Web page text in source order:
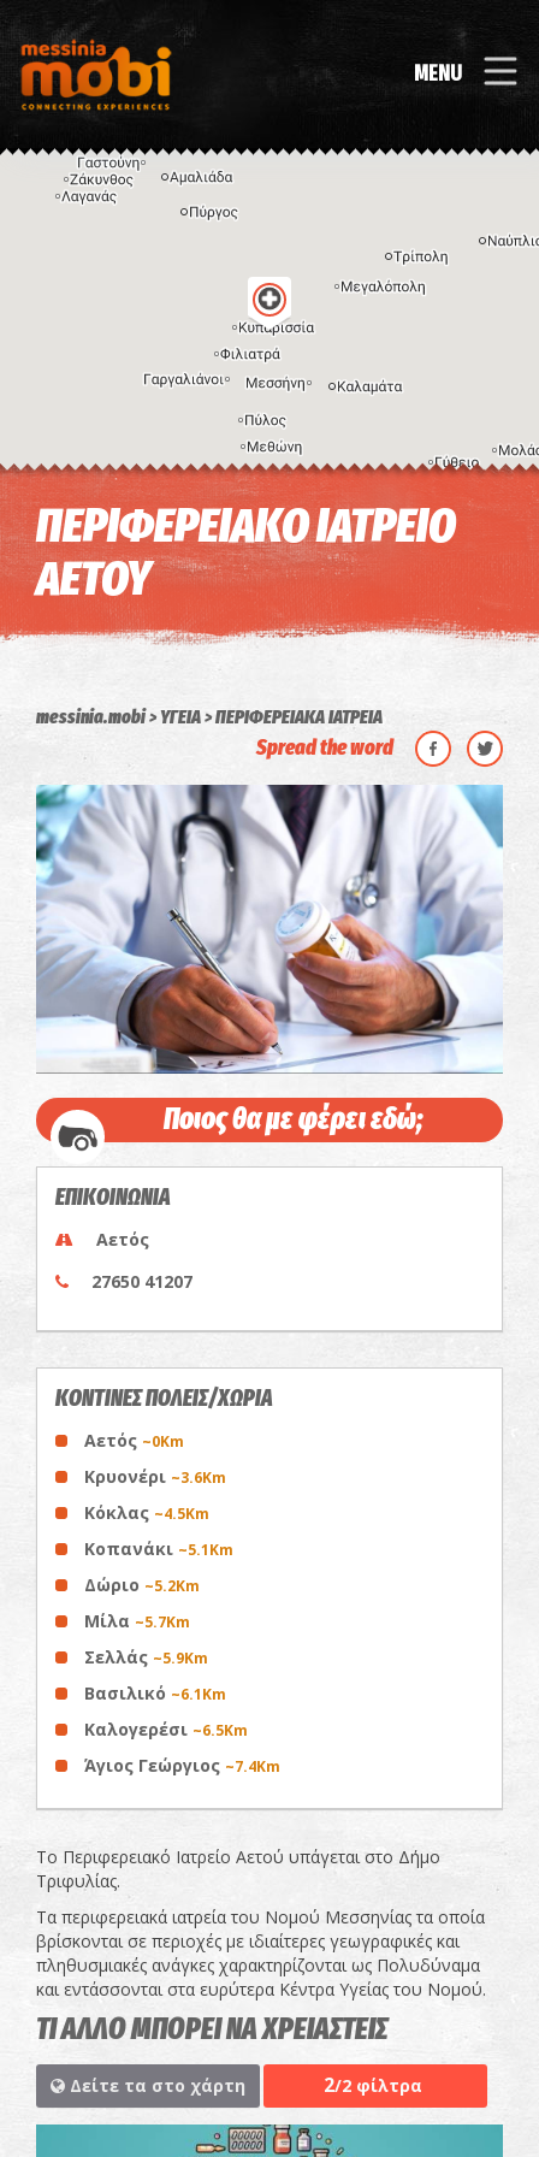
MENU
Η εικόνα ενδέχεται να υπόκειται σε πνευματικά δικαιώματα Όροι
ΠΕΡΙΦΕΡΕΙΑΚΟ ΙΑΤΡΕΙΟ
ΑΕΤΟΥ
messinia.mobi ΥΓΕΙΑ ΠΕΡΙΦΕΡΕΙΑΚΑ ΙΑΤΡΕΙΑ
Spread the word
Ποιος θα με φέρει εδώ;
ΕΠΙΚΟΙΝΩΝΙΑ
Αετός
27650 41207
ΚΟΝΤΙΝΕΣ ΠΟΛΕΙΣ/ΧΩΡΙΑ
Αετός ~0Km
Κρυονέρι ~3.6Km
Κόκλας ~4.5Km
Κοπανάκι ~5.1Km
Δώριο ~5.2Km
Μίλα ~5.7Km
Σελλάς ~5.9Km
Βασιλικό ~6.1Km
Καλογερέσι ~6.5Km
Άγιος Γεώργιος ~7.4Km
Το Περιφερειακό Ιατρείο Αετού υπάγεται στο Δήμο
Τριφυλίας.
Τα περιφερειακά ιατρεία του Νομού Μεσσηνίας τα οποία
βρίσκονται σε περιοχές με ιδιαίτερες γεωγραφικές και
πληθυσμιακές ανάγκες χαρακτηρίζονται ως Πολυδύναμα
και εντάσσονται στα ευρύτερα Κέντρα Υγείας του Νομού.
ΤΙ ΑΛΛΟ ΜΠΟΡΕΙ ΝΑ ΧΡΕΙΑΣΤΕΙΣ
Δείτε τα στο χάρτη 2/2 φίλτρα